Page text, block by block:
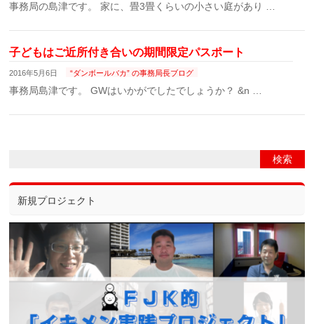
事務局の島津です。 家に、畳3畳くらいの小さい庭があり …
子どもはご近所付き合いの期間限定パスポート
2016年5月6日 “ダンボールバカ” の事務局長ブログ
事務局島津です。 GWはいかがでしたでしょうか？ &n …
新規プロジェクト